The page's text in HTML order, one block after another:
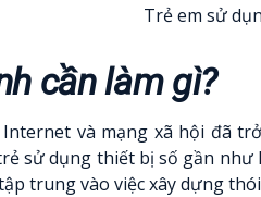
Trẻ em sử
cần làm gì?
và mạng xã hội đã
sử dụng thiết bị số gần
trung vào việc xây dựng